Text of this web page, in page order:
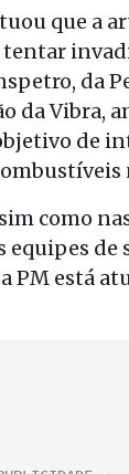
que a
tentar
da
da Vibra,
de
como
equipes de
PM está